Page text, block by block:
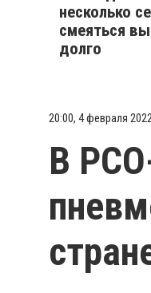
несколько
смеяться
долго
20:00, 4 февраля 2022
В